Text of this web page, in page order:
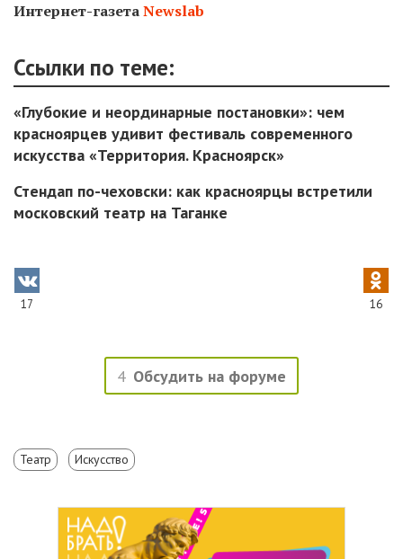
Интернет-газетаNewslab
Ссылки по теме:
«Глубокие и неординарные постановки»: чем
красноярцев удивит фестиваль современного
искусства «Территория. Красноярск»
Стендап по-чеховски: как красноярцы встретили
московский театр на Таганке
17 16
4 Обсудить на форуме
Театр Искусство